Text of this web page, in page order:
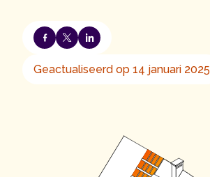
Geactualiseerd op 14 januari 2025